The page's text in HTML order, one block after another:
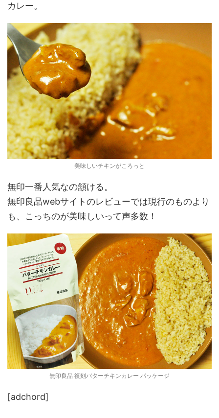
カレー。
美味しいチキンがころっと
無印一番人気なの頷ける。
無印良品webサイトのレビューでは現行のものより
も、こっちのが美味しいって声多数！
無印良品 復刻バターチキンカレー パッケージ
[adchord]